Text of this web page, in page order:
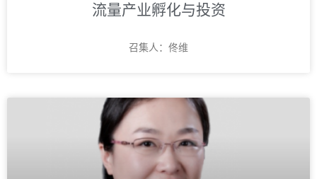
流量产业孵化与投资
召集人：佟维